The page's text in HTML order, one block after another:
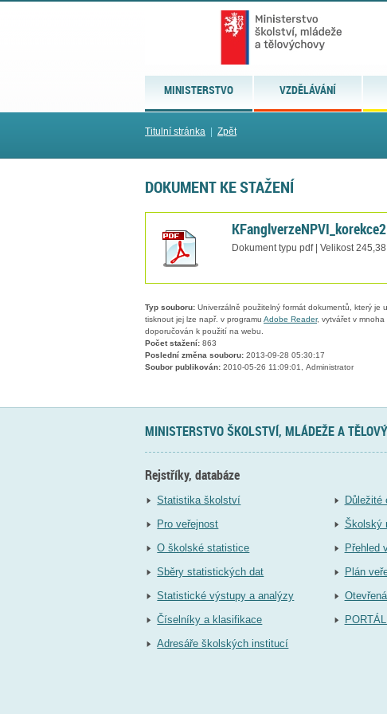
MINISTERSTVO VZDĚLÁVÁNÍ
Titulní stránka Zpět
DOKUMENT KE STAŽENÍ
Dokument typu pdf | Velikost
Typ souboru: Univerzálně použitelný formát dokumentů, který je
tisknout jej lze např. v programu Adobe Reader, vytvářet v mnoha
doporučován k použití na webu.
Počet stažení: 863
Poslední změna souboru: 2013-09-28 05:30:17
Soubor publikován: 2010-05-26 11:09:01, Administrator
MINISTERSTVO ŠKOLSTVÍ, MLÁDEŽE A
Rejstříky, databáze
Statistika školství
Pro veřejnost
O školské statistice
Sběry statistických dat
Statistické výstupy a analýzy
Číselníky a klasifikace
Adresáře školských institucí
Důležité
Školský
Přehled
Plán